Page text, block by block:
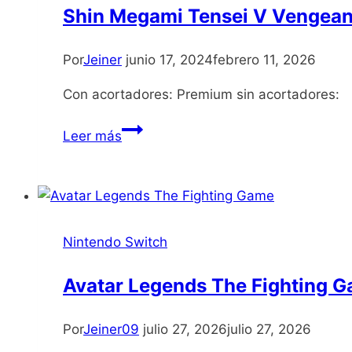
Shin Megami Tensei V
PorJeiner junio 17, 2024febrero 11, 2026
Con acortadores: Premium sin acortadores:
Leer másShin
V
Nintendo Switch
Avatar Legends The Fighting
PorJeiner09 julio 27, 2026julio 27, 2026